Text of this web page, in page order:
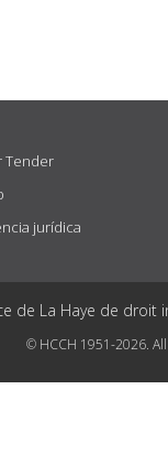
Tender
jurídica
de La Haye de
© HCCH 1951-2026.